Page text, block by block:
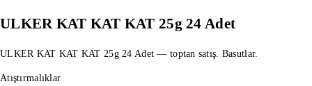
ULKER KAT KAT KAT 25g 24 Adet
ULKER KAT KAT KAT 25g 24 Adet — toptan satış. Basutlar.
Atıştırmalıklar